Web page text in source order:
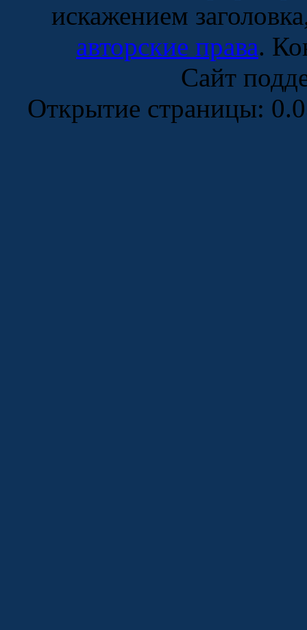
искажением
авторские права.
Сайт
Открытие страницы: